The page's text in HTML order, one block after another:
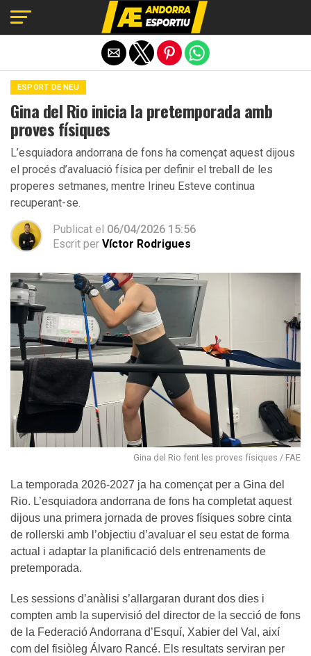
ESPORT DE NEU
Gina del Rio inicia la pretemporada amb
proves físiques
L’esquiadora andorrana de fons ha començat aquest dijous
el procés d’avaluació física per definir el treball de les
properes setmanes, mentre Irineu Esteve continua
recuperant-se.
Publicat el 06/04/2026 15:56
Escrit per Víctor Rodrigues
Gina del Rio fent les proves físiques / FAE
La temporada 2026-2027 ja ha començat per a Gina del
Rio. L’esquiadora andorrana de fons ha completat aquest
dijous una primera jornada de proves físiques sobre cinta
de rollerski amb l’objectiu d’avaluar el seu estat de forma
actual i adaptar la planificació dels entrenaments de
pretemporada.
Les sessions d’anàlisi s’allargaran durant dos dies i
compten amb la supervisió del director de la secció de fons
de la Federació Andorrana d’Esquí, Xabier del Val, així
com del fisiòleg Álvaro Rancé. Els resultats serviran per
Exit mobile version